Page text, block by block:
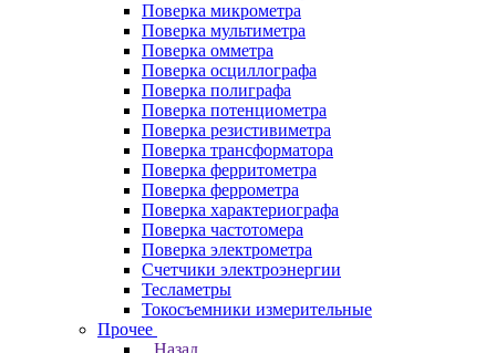
Поверка микрометра
Поверка мультиметра
Поверка омметра
Поверка осциллографа
Поверка полиграфа
Поверка потенциометра
Поверка резистивиметра
Поверка трансформатора
Поверка ферритометра
Поверка феррометра
Поверка характериографа
Поверка частотомера
Поверка электрометра
Счетчики электроэнергии
Тесламетры
Токосъемники измерительные
Прочее
Назад